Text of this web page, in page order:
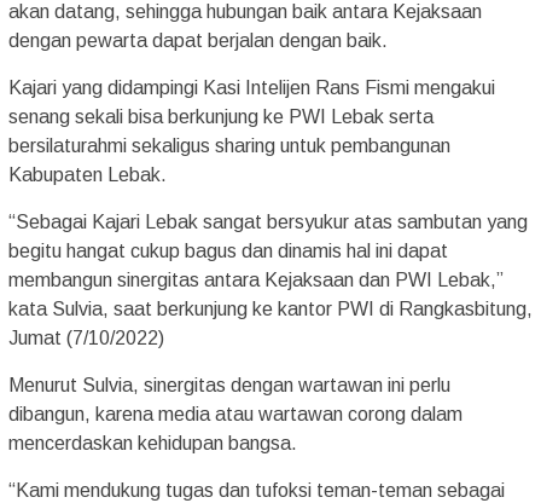
akan datang, sehingga hubungan baik antara Kejaksaan
dengan pewarta dapat berjalan dengan baik.
Kajari yang didampingi Kasi Intelijen Rans Fismi mengakui
senang sekali bisa berkunjung ke PWI Lebak serta
bersilaturahmi sekaligus sharing untuk pembangunan
Kabupaten Lebak.
“Sebagai Kajari Lebak sangat bersyukur atas sambutan yang
begitu hangat cukup bagus dan dinamis hal ini dapat
membangun sinergitas antara Kejaksaan dan PWI Lebak,”
kata Sulvia, saat berkunjung ke kantor PWI di Rangkasbitung,
Jumat (7/10/2022)
Menurut Sulvia, sinergitas dengan wartawan ini perlu
dibangun, karena media atau wartawan corong dalam
mencerdaskan kehidupan bangsa.
“Kami mendukung tugas dan tufoksi teman-teman sebagai